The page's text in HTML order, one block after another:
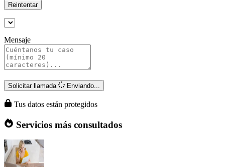
Reintentar
Mensaje
Solicitar llamada Enviando...
Tus datos están protegidos
Servicios más consultados